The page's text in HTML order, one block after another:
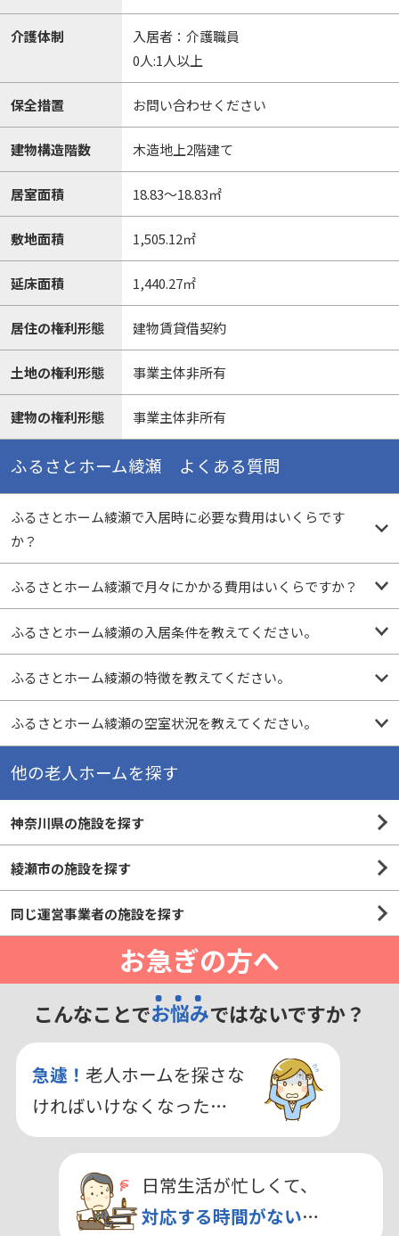
介護体制
入居者：介護職員
0人:1人以上
保全措置 お問い合わせください
建物構造階数 木造地上2階建て
居室面積 18.83～18.83㎡
敷地面積 1,505.12㎡
延床面積 1,440.27㎡
居住の権利形態 建物賃貸借契約
土地の権利形態 事業主体非所有
建物の権利形態 事業主体非所有
ふるさとホーム綾瀬 よくある質問
ふるさとホーム綾瀬で入居時に必要な費用はいくらです
か？
ふるさとホーム綾瀬で月々にかかる費用はいくらですか？
ふるさとホーム綾瀬の入居条件を教えてください。
ふるさとホーム綾瀬の特徴を教えてください。
ふるさとホーム綾瀬の空室状況を教えてください。
他の老人ホームを探す
神奈川県の施設を探す
綾瀬市の施設を探す
同じ運営事業者の施設を探す
お急ぎの方へ
こんなことでお悩みではないですか？
急遽！ 老人ホームを探さな
ければいけなくなった…
日常生活が忙しくて、
対応する時間がない…